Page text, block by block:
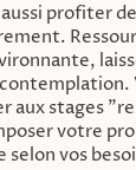
profiter
aux stages
votre
selon vos